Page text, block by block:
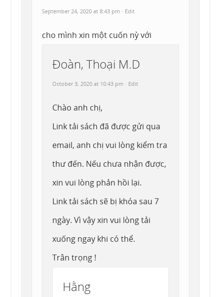
September 24, 2020 at 8:43 pm · Edit
cho mình xin một cuốn nỳ với
Đoàn, Thoại M.D
October 3, 2020 at 10:43 pm · Edit
Chào anh chị,
Link tải sách đã được gửi qua
email, anh chị vui lòng kiểm tra
thư đến. Nếu chưa nhận được,
xin vui lòng phản hồi lại.
Link tải sách sẽ bị khóa sau 7
ngày. Vì vậy xin vui lòng tải
xuống ngay khi có thể.
Trân trọng !
Hằng